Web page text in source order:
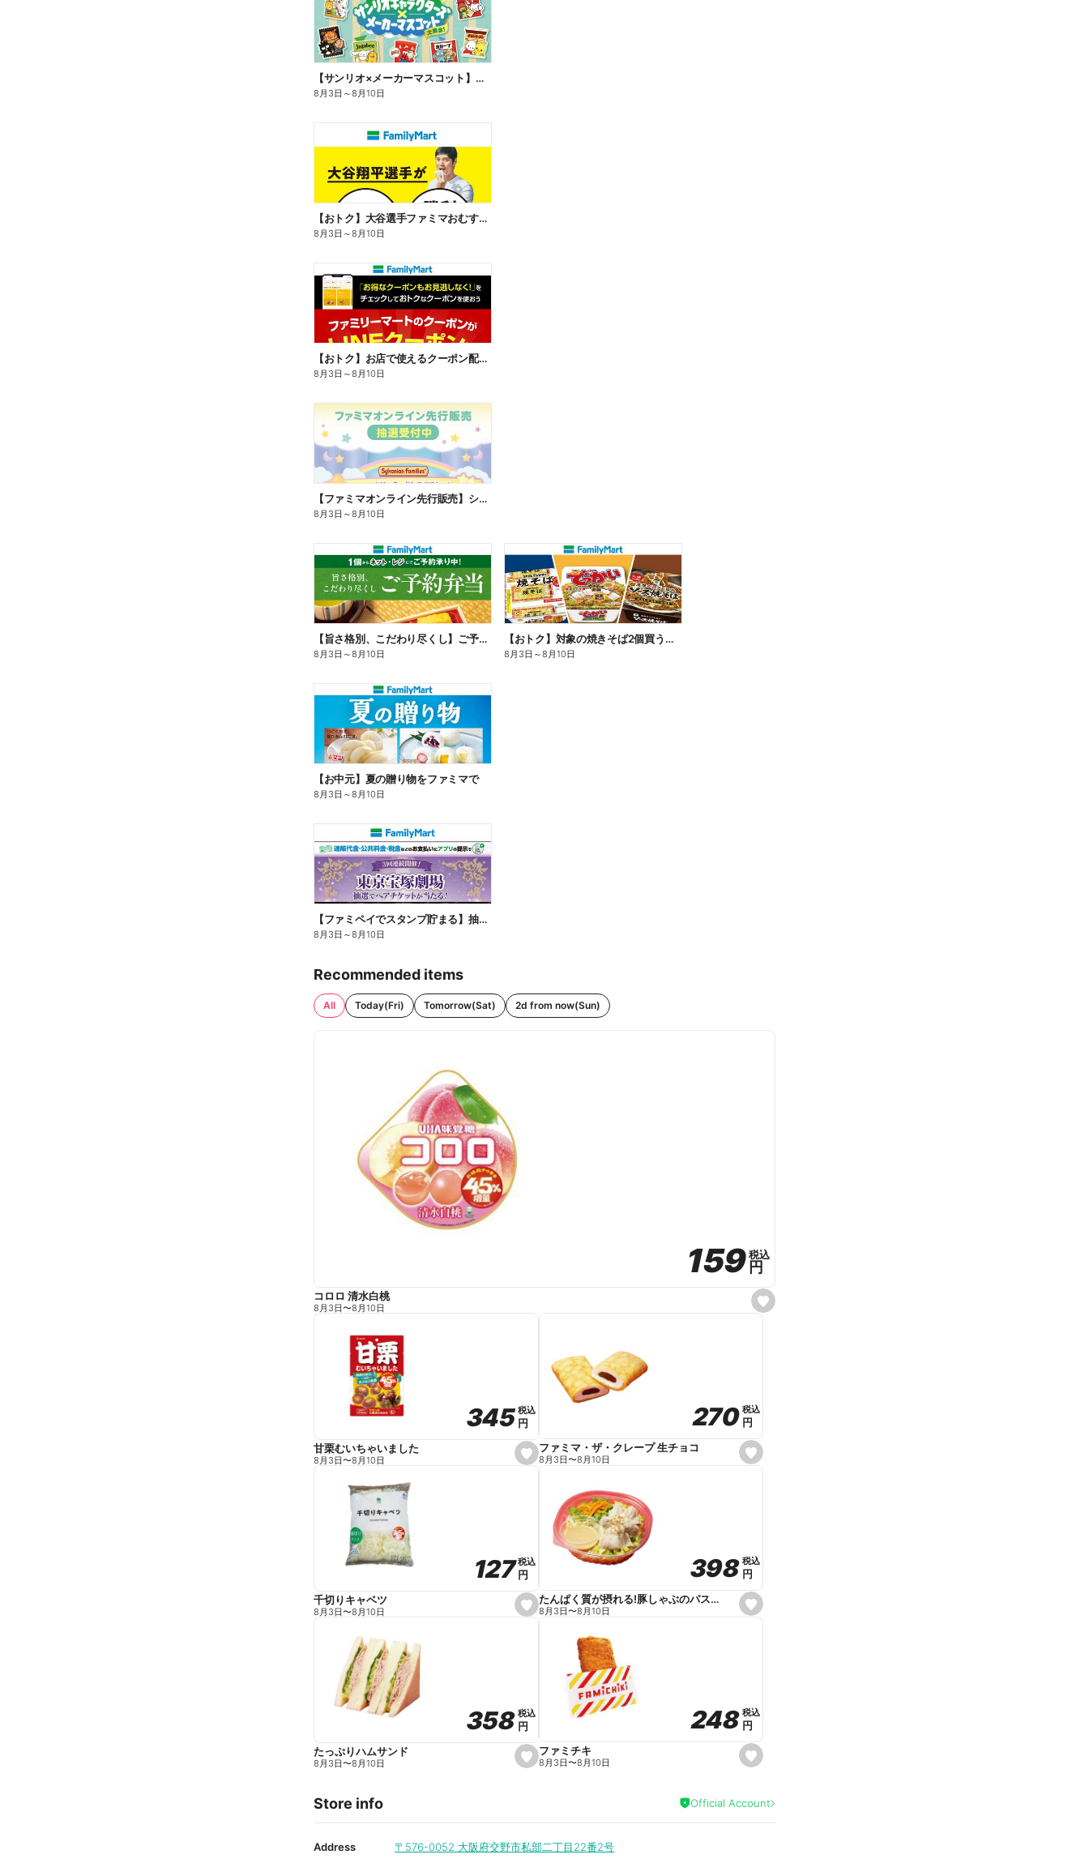
【サンリオ×メーカーマスコット】オリジナルグッズ貰える!
8月3日 ～8月10日
【おトク】大谷選手ファミマおむすび割
8月3日 ～8月10日
【おトク】お店で使えるクーポン配信中
8月3日 ～8月10日
【ファミマオンライン先行販売】シルバニアファミリー
8月3日 ～8月10日
【旨さ格別、こだわり尽くし】ご予約弁当
8月3日 ～8月10日
【おトク】対象の焼きそば2個買うと100円引き!
8月3日 ～8月10日
【お中元】夏の贈り物をファミマで
8月3日 ～8月10日
【ファミペイでスタンプ貯まる】抽選でペアチケットが当たる!
8月3日 ～8月10日
Recommended items
All Today(Fri) Tomorrow(Sat) 2d from now(Sun)
s
e
159
159税込
税込
円
円
コロロ 清水白桃
8月3日〜8月10日
s
e
e
345
345税込
税込
円
円
甘栗むいちゃいました
8月3日〜8月10日
s
e
e
270
270 税込
税込
円
円
ファミマ・ザ・クレープ 生チョコ
8月3日〜8月10日
s
e
e
127
127税込
税込
円
円
千切りキャベツ
8月3日〜8月10日
s
e
e
398
398 税込
税込
円
円
たんぱく質が摂れる!豚しゃぶのパスタサラダ
8月3日〜8月10日
s
e
i
t
358
358税込
税込
円
円
たっぷりハムサンド
8月3日〜8月10日
s
e
a
248
248 税込
税込
円
円
ファミチキ
8月3日〜8月10日
Store info Official Account
Address 〒576-0052 大阪府交野市私部二丁目22番2号